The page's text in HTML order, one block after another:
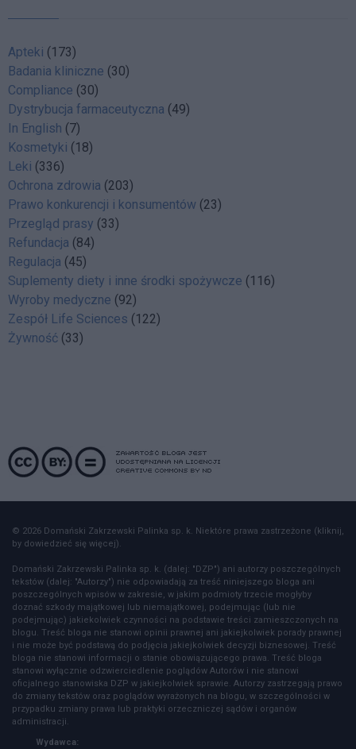
Apteki (173)
Badania kliniczne (30)
Compliance (30)
Dystrybucja farmaceutyczna (49)
In English (7)
Kosmetyki (18)
Leki (336)
Ochrona zdrowia (203)
Prawo konkurencji i konsumentów (23)
Przegląd prasy (33)
Refundacja (84)
Regulacja (45)
Suplementy diety i inne środki spożywcze (116)
Wyroby medyczne (92)
Zespół Life Sciences (122)
Żywność (33)
© 2026 Domański Zakrzewski Palinka sp. k. Niektóre prawa zastrzeżone (kliknij,
by dowiedzieć się więcej).
Domański Zakrzewski Palinka sp. k. (dalej: "DZP") ani autorzy poszczególnych
tekstów (dalej: "Autorzy") nie odpowiadają za treść niniejszego bloga ani
poszczególnych wpisów w zakresie, w jakim podmioty trzecie mogłyby
doznać szkody majątkowej lub niemajątkowej, podejmując (lub nie
podejmując) jakiekolwiek czynności na podstawie treści zamieszczonych na
blogu. Treść bloga nie stanowi opinii prawnej ani jakiejkolwiek porady prawnej
i nie może być podstawą do podjęcia jakiejkolwiek decyzji biznesowej. Treść
bloga nie stanowi informacji o stanie obowiązującego prawa. Treść bloga
stanowi wyłącznie odzwierciedlenie poglądów Autorów i nie stanowi
oficjalnego stanowiska DZP w jakiejkolwiek sprawie. Autorzy zastrzegają prawo
do zmiany tekstów oraz poglądów wyrażonych na blogu, w szczególności w
przypadku zmiany prawa lub praktyki orzeczniczej sądów i organów
administracji.
Wydawca: